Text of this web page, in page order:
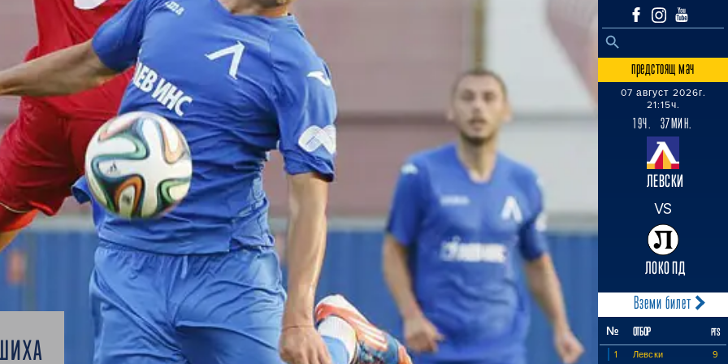
Search
SEARCH BUTTON
предстоящ мач
07 август 2026г.
21:15ч.
19Ч. 37МИН.
ЛЕВСКИ
VS
ЛОКО ПД
Вземи билет
№ ОТБОР PTS
1 Левски 9